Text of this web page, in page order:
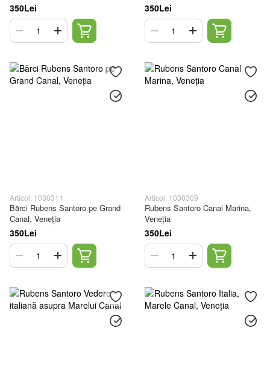
350Lei 350Lei
Articol: 1030311
Bărci Rubens Santoro pe Grand
Canal, Veneția
350Lei
Articol: 1030309
Rubens Santoro Canal Marina,
Veneția
350Lei